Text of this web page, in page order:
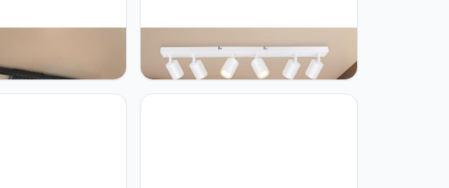
dubbel
plafondlamp, 4
keuken,
Dehobo Spot- en spot-rails,
plafondspots, dubbele GU10,
draaibaar, modern, plafondlamp,
spot, wit, zonder lampen,